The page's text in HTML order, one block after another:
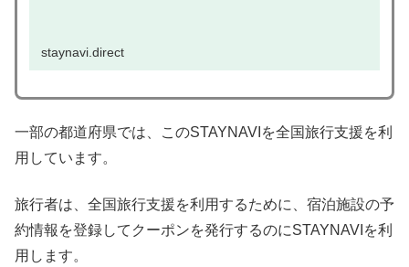
staynavi.direct
一部の都道府県では、このSTAYNAVIを全国旅行支援を利
用しています。
旅行者は、全国旅行支援を利用するために、宿泊施設の予
約情報を登録してクーポンを発行するのにSTAYNAVIを利
用します。